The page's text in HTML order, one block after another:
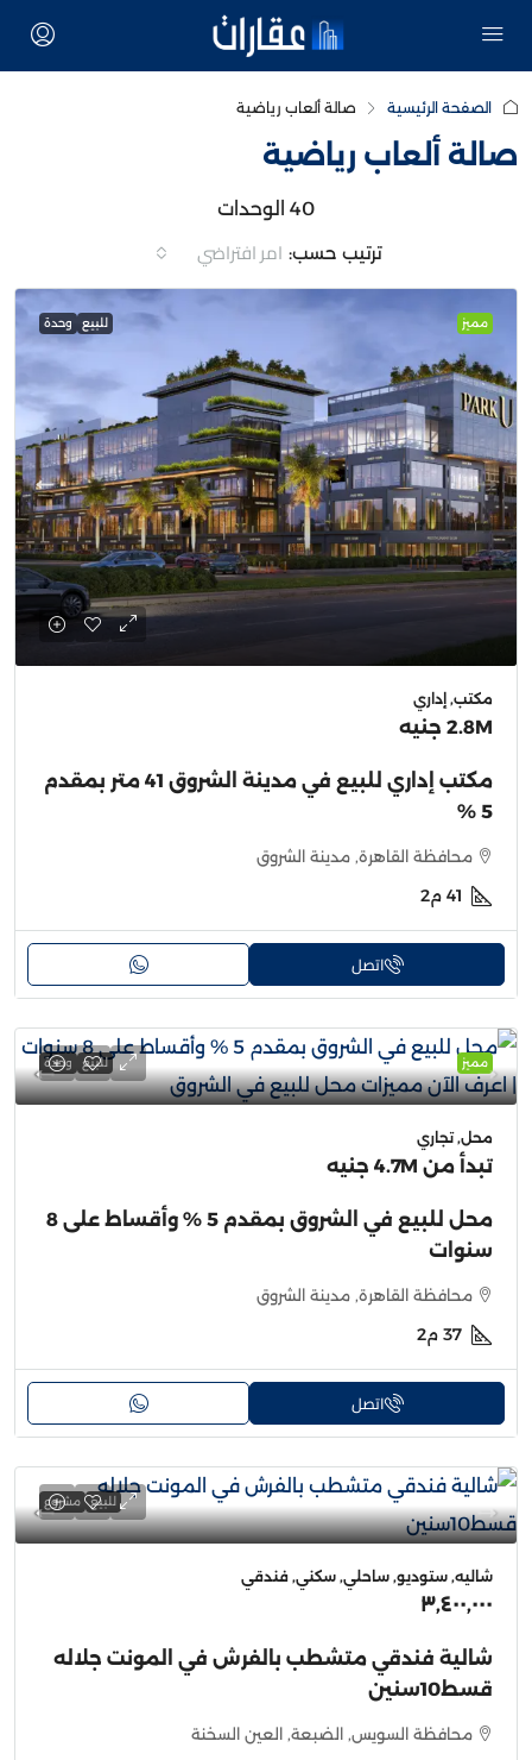
الصفحة الرئيسية صالة ألعاب رياضية
صالة ألعاب رياضية
40 الوحدات
ترتيب حسب: امر افتراضي
مميز للبيع وحدة
مكتب, إداري
2.8M جنيه
مكتب إداري للبيع في مدينة الشروق 41 متر بمقدم
5 %
محافظة القاهرة, مدينة الشروق
41 م2
اتصل
مميز للبيع وحدة
محل, تجاري
تبدأ من 4.7M جنيه
محل للبيع في الشروق بمقدم 5 % وأقساط على 8
سنوات
محافظة القاهرة, مدينة الشروق
37 م2
اتصل
للبيع مشروع
شاليه, ستوديو, ساحلي, سكني, فندقي
٣٬٤٠٠٬٠٠٠
شالية فندقي متشطب بالفرش في المونت جلاله
قسط10سنين
محافظة السويس, الضبعة, العين السخنة